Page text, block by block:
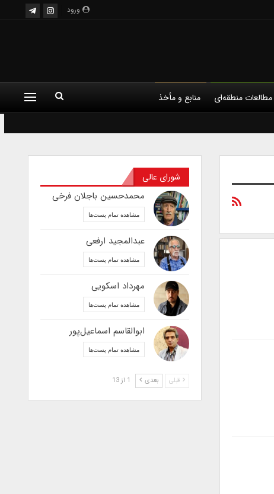
ورود
مطالعات منطقه‌ای منابع و مأخذ
شورای عالی
محمدحسین باجلان فرخی
مشاهده تمام پست‌ها
عبدالمجید ارفعی
مشاهده تمام پست‌ها
مهرداد اسکویی
مشاهده تمام پست‌ها
ابوالقاسم اسماعیل‌پور
مشاهده تمام پست‌ها
قبلی بعدی 1 از 13